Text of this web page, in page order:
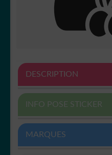
DESCRIPTION
INFO POSE STICKER
MARQUES